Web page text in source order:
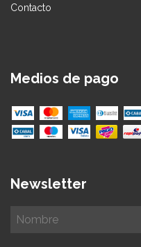
Contacto
Medios de pago
Newsletter